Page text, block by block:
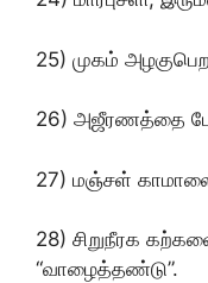
25) முகம் அழகுபெற
26) அஜீரணத்தை
27) மஞ்சள் காமாலை
28) சிறுநீரக
“வாழைத்தண்டு”.